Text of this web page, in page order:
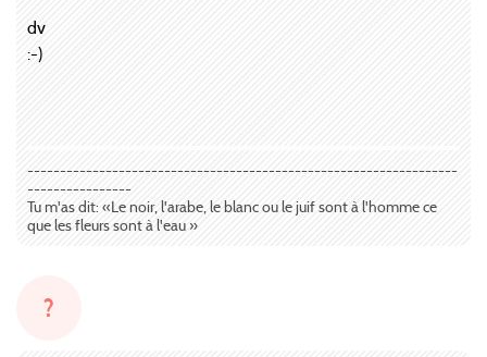
dv
:-)
------------------------------------------------------------------
----------------
Tu m'as dit: «Le noir, l'arabe, le blanc ou le juif sont à l'homme ce
que les fleurs sont à l'eau »
?